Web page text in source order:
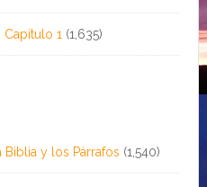
Capítulo 1 (1,635)
Biblia y los Párrafos (1,540)